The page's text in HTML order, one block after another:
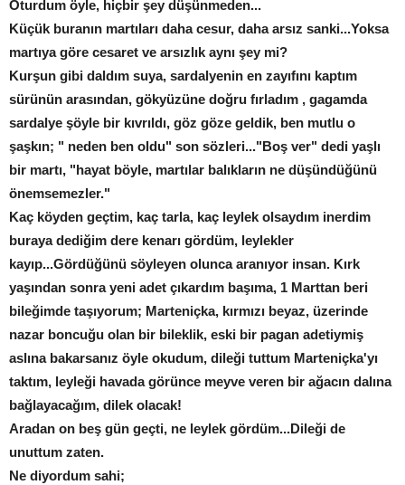
Oturdum öyle, hiçbir şey düşünmeden...
Küçük buranın martıları daha cesur, daha arsız sanki...Yoksa
martıya göre cesaret ve arsızlık aynı şey mi?
Kurşun gibi daldım suya, sardalyenin en zayıfını kaptım
sürünün arasından, gökyüzüne doğru fırladım , gagamda
sardalye şöyle bir kıvrıldı, göz göze geldik, ben mutlu o
şaşkın; " neden ben oldu" son sözleri..."Boş ver" dedi yaşlı
bir martı, "hayat böyle, martılar balıkların ne düşündüğünü
önemsemezler."
Kaç köyden geçtim, kaç tarla, kaç leylek olsaydım inerdim
buraya dediğim dere kenarı gördüm, leylekler
kayıp...Gördüğünü söyleyen olunca aranıyor insan. Kırk
yaşından sonra yeni adet çıkardım başıma, 1 Marttan beri
bileğimde taşıyorum; Marteniçka, kırmızı beyaz, üzerinde
nazar boncuğu olan bir bileklik, eski bir pagan adetiymiş
aslına bakarsanız öyle okudum, dileği tuttum Marteniçka'yı
taktım, leyleği havada görünce meyve veren bir ağacın dalına
bağlayacağım, dilek olacak!
Aradan on beş gün geçti, ne leylek gördüm...Dileği de
unuttum zaten.
Ne diyordum sahi;